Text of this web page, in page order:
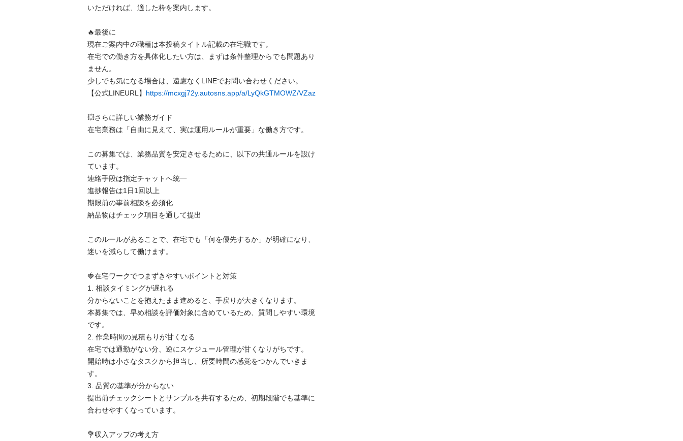
いただければ、適した枠を案内します。
🔥​最後に
​現在ご案内中の職種は本投稿タイトル記載の在宅職です。
在宅での働き方を具体化したい方は、まずは条件整理からでも問題あり
ません。
少しでも気になる場合は、遠慮なくLINEでお問い合わせください。
【公式LINEURL】 https://mcxgj72y.autosns.app/a/LyQkGTMOWZ/VZaz
💥​さらに詳しい業務ガイド
​在宅業務は「自由に見えて、実は運用ルールが重要」な働き方です。
この募集では、業務品質を安定させるために、以下の共通ルールを設け
ています。
​連絡手段は指定チャットへ統一
​進捗報告は1日1回以上
​期限前の事前相談を必須化
​納品物はチェック項目を通して提出
​このルールがあることで、在宅でも「何を優先するか」が明確になり、
迷いを減らして働けます。
🍓​在宅ワークでつまずきやすいポイントと対策
​1. 相談タイミングが遅れる
​分からないことを抱えたまま進めると、手戻りが大きくなります。
本募集では、早め相談を評価対象に含めているため、質問しやすい環境
です。
​2. 作業時間の見積もりが甘くなる
​在宅では通勤がない分、逆にスケジュール管理が甘くなりがちです。
開始時は小さなタスクから担当し、所要時間の感覚をつかんでいきま
す。
​3. 品質の基準が分からない
​提出前チェックシートとサンプルを共有するため、初期段階でも基準に
合わせやすくなっています。
💐​収入アップの考え方